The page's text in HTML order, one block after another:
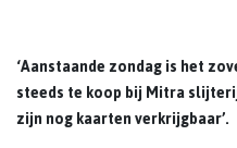
‘Aanstaande zondag is het
steeds te koop bij Mitra
zijn nog kaarten verkrijgbaar’.